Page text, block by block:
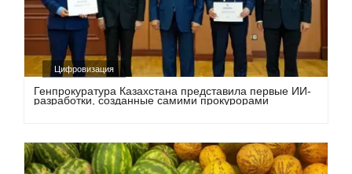
Цифровизация
Генпрокуратура Казахстана представила первые ИИ-
разработки, созданные самими прокурорами